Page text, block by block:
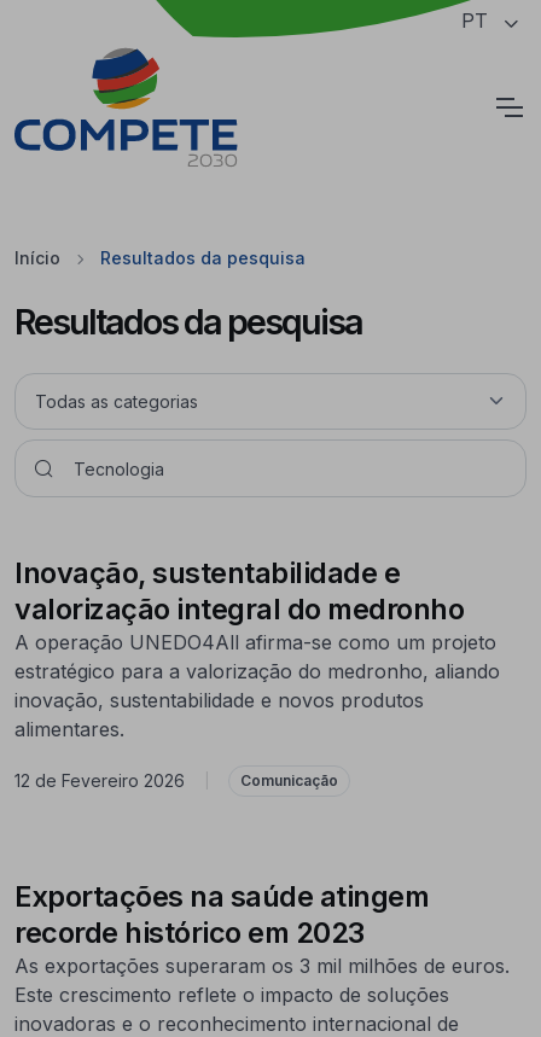
Saltar para o conteúdo principal da página PT
Início Resultados da pesquisa
Resultados da pesquisa
Inovação, sustentabilidade e
valorização integral do medronho
A operação UNEDO4All afirma-se como um projeto
estratégico para a valorização do medronho, aliando
inovação, sustentabilidade e novos produtos
alimentares.
12 de Fevereiro 2026 Comunicação
Exportações na saúde atingem
recorde histórico em 2023
As exportações superaram os 3 mil milhões de euros.
Este crescimento reflete o impacto de soluções
inovadoras e o reconhecimento internacional de